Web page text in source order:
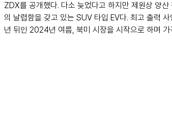
ZDX를 공개했다. 다소 늦었다고 하지만 제원상 양
의 날렵함을 갖고 있는 SUV 타입 EV다. 최고 출력
년 뒤인 2024년 여름, 북미 시장을 시작으로 하며